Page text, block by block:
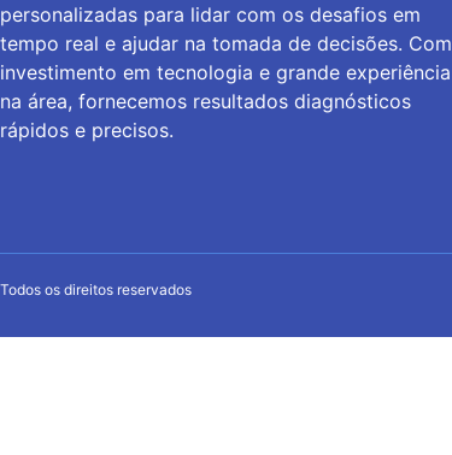
personalizadas para lidar com os desafios em
tempo real e ajudar na tomada de decisões. Com
investimento em tecnologia e grande experiência
na área, fornecemos resultados diagnósticos
rápidos e precisos.
Todos os direitos reservados